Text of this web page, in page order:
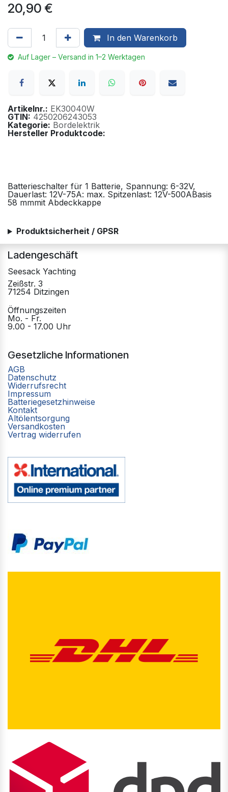
20,90 €
In den Warenkorb
Auf Lager – Versand in 1–2 Werktagen
Artikelnr.: EK30040W
GTIN: 4250206243053
Kategorie: Bordelektrik
Hersteller Produktcode:
Batterieschalter für 1 Batterie, Spannung: 6-32V,
Dauerlast: 12V-75A: max. Spitzenlast: 12V-500ABasis
58 mmmit Abdeckkappe
Produktsicherheit / GPSR
Ladengeschäft
Seesack Yachting
Zeißstr. 3
71254 Ditzingen
Öffnungszeiten
Mo. - Fr.
9.00 - 17.00 Uhr
Gesetzliche Informationen
AGB
Datenschutz
Widerrufsrecht
Impressum
Batteriegesetzhinweise
Kontakt
Altölentsorgung
Versandkosten
Vertrag widerrufen